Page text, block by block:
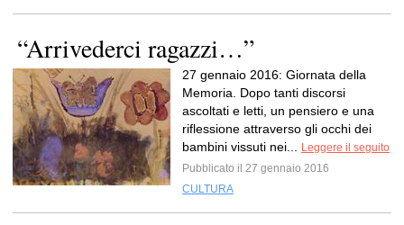
“Arrivederci ragazzi…”
27 gennaio 2016: Giornata della
Memoria. Dopo tanti discorsi
ascoltati e letti, un pensiero e una
riflessione attraverso gli occhi dei
bambini vissuti nei...
Leggere il seguito
Pubblicato il 27 gennaio 2016
CULTURA